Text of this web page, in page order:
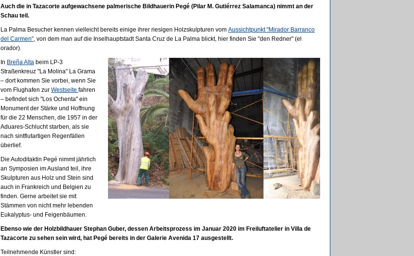
Auch die in Tazacorte aufgewachsene palmerische Bildhauerin Pegé (Pilar M. Gutiérrez Salamanca) nimmt an der
Schau teil.
La Palma Besucher kennen vielleicht bereits einige ihrer riesigen Holzskulpturen vom Aussichtpunkt "Mirador Barranco
del Carmen", von dem man auf die Inselhauptstadt Santa Cruz de La Palma blickt, hier finden Sie "den Redner" (el
orador).
In Breña Alta beim LP-3
Straßenkreuz "La Molina" La Grama
– dort kommen Sie vorbei, wenn Sie
vom Flughafen zur Westseite fahren
– befindet sich "Los Ochenta" ein
Monument der Stärke und Hoffnung
für die 22 Menschen, die 1957 in der
Aduares-Schlucht starben, als sie
nach sintflutartigen Regenfällen
überlief.
Die Autoditaktin Pegé nimmt jährlich
an Symposien im Ausland teil, ihre
Skulpturen aus Holz und Stein sind
auch in Frankreich und Belgien zu
finden. Gerne arbeitet sie mit
Stämmen von nicht mehr lebenden
Eukalyptus- und Feigenbäumen.
Ebenso wie der Holzbildhauer Stephan Guber, dessen Arbeitsprozess im Januar 2020 im Freiluftatelier in Villa de
Tazacorte zu sehen sein wird, hat Pegé bereits in der Galerie Avenida 17 ausgestellt.
Teilnehmende Künstler sind: